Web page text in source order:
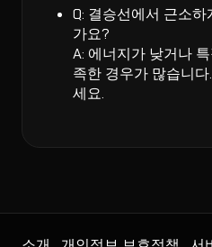
Q: 결승선에서 근소
가요?
A: 에너지가 낮거나
족한 경우가 많습니
세요.